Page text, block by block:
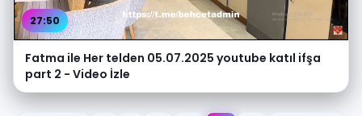
27:50
Fatma ile Her telden 05.07.2025 youtube katıl ifşa
part 2 - Video İzle